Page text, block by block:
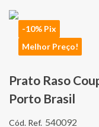
-10% Pix
Melhor Preço!
Prato Raso
Porto Brasil
540092